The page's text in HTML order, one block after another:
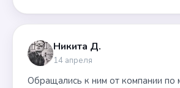
Никита Д.
14 апреля
Обращались к ним от компании по